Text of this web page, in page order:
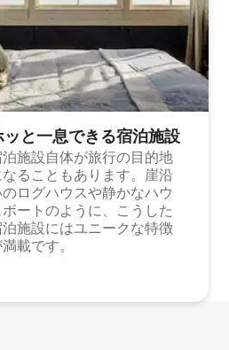
ッと一⁠息⁠で⁠き⁠る宿⁠泊施⁠設
施設自体が旅行の目的地
なることもあります。崖沿
のログハウスや静かなハウ
ボートのように、こうした
施設にはユニークな特徴
載です。